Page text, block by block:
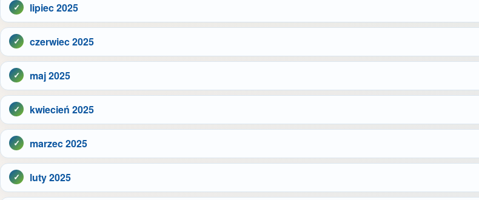
lipiec 2025
czerwiec 2025
maj 2025
kwiecień 2025
marzec 2025
luty 2025